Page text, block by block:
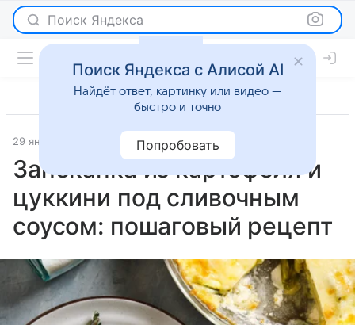
Поиск Яндекса
29 января 2026 Рецепты
Запеканка из картофеля и
цуккини под сливочным
соусом: пошаговый рецепт
Поиск Яндекса с Алисой AI
Найдёт ответ, картинку или видео —
быстро и точно
Попробовать